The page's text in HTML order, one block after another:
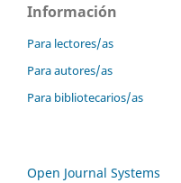
Información
Para lectores/as
Para autores/as
Para bibliotecarios/as
Open Journal Systems